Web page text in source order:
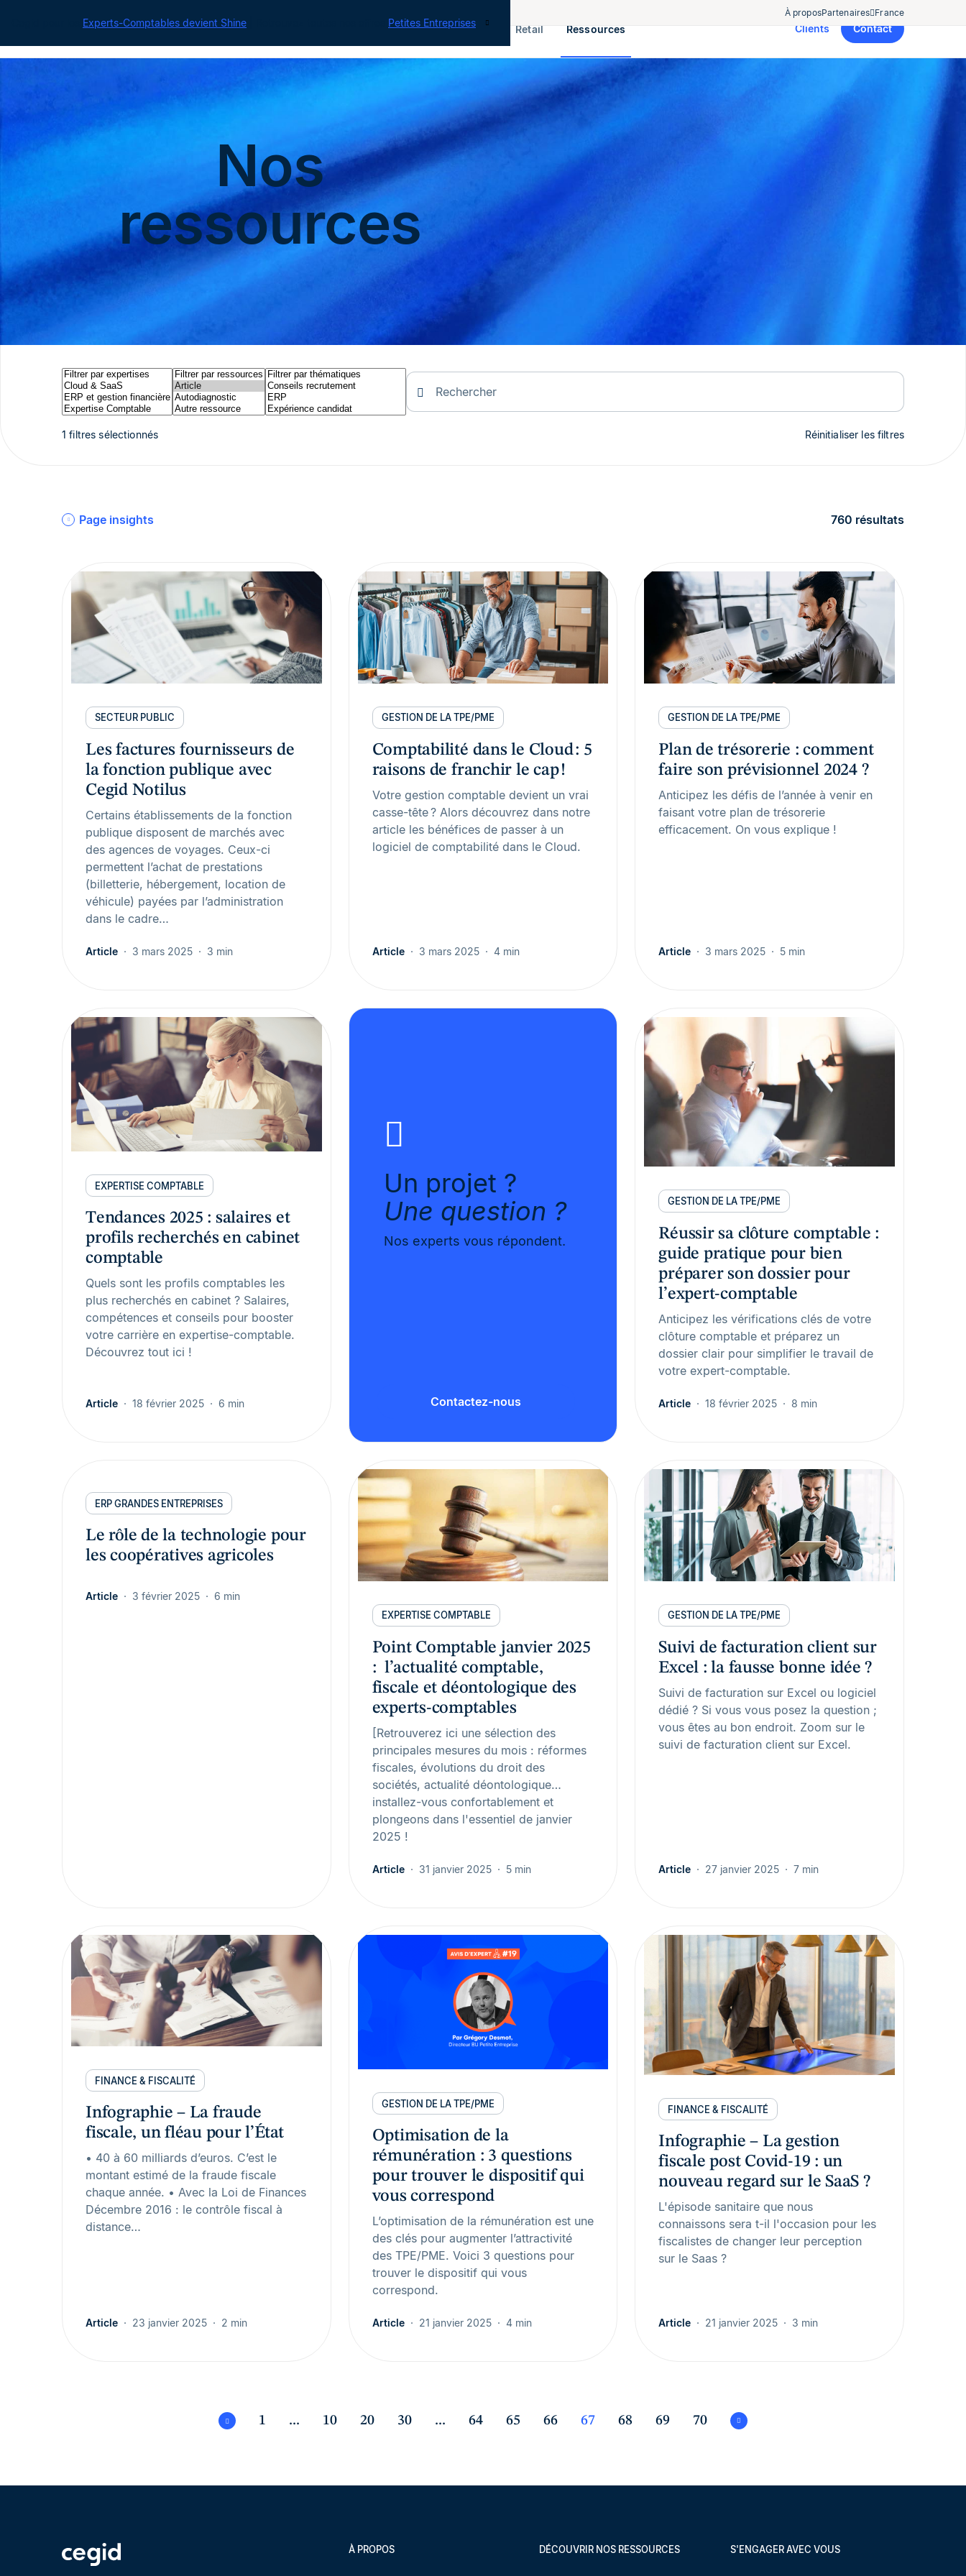
Experts-Comptables devient Shine Petites Entreprises
À proposPartenaires France
ERP Finance Retail Ressources Clients Contact
Nos
ressources
1 filtres sélectionnés Réinitialiser les filtres
Page insights 760 résultats
SECTEUR PUBLIC
Les factures fournisseurs de
la fonction publique avec
Cegid Notilus
Certains établissements de la fonction
publique disposent de marchés avec
des agences de voyages. Ceux-ci
permettent l’achat de prestations
(billetterie, hébergement, location de
véhicule) payées par l’administration
dans le cadre…
Article 3 mars 2025 3 min
GESTION DE LA TPE/PME
Comptabilité dans le Cloud : 5
raisons de franchir le cap !
Votre gestion comptable devient un vrai
casse-tête ? Alors découvrez dans notre
article les bénéfices de passer à un
logiciel de comptabilité dans le Cloud.
Article 3 mars 2025 4 min
GESTION DE LA TPE/PME
Plan de trésorerie : comment
faire son prévisionnel 2024 ?
Anticipez les défis de l’année à venir en
faisant votre plan de trésorerie
efficacement. On vous explique !
Article 3 mars 2025 5 min
EXPERTISE COMPTABLE
Tendances 2025 : salaires et
profils recherchés en cabinet
comptable
Quels sont les profils comptables les
plus recherchés en cabinet ? Salaires,
compétences et conseils pour booster
votre carrière en expertise-comptable.
Découvrez tout ici !
Article 18 février 2025 6 min
Un projet ?
Une question ?
Nos experts vous répondent.
Contactez-nous
GESTION DE LA TPE/PME
Réussir sa clôture comptable :
guide pratique pour bien
préparer son dossier pour
l’expert-comptable
Anticipez les vérifications clés de votre
clôture comptable et préparez un
dossier clair pour simplifier le travail de
votre expert-comptable.
Article 18 février 2025 8 min
ERP GRANDES ENTREPRISES
Le rôle de la technologie pour
les coopératives agricoles
Article 3 février 2025 6 min
EXPERTISE COMPTABLE
Point Comptable janvier 2025
: l’actualité comptable,
fiscale et déontologique des
experts-comptables
[Retrouverez ici une sélection des
principales mesures du mois : réformes
fiscales, évolutions du droit des
sociétés, actualité déontologique…
installez-vous confortablement et
plongeons dans l'essentiel de janvier
2025 !
Article 31 janvier 2025 5 min
GESTION DE LA TPE/PME
Suivi de facturation client sur
Excel : la fausse bonne idée ?
Suivi de facturation sur Excel ou logiciel
dédié ? Si vous vous posez la question ;
vous êtes au bon endroit. Zoom sur le
suivi de facturation client sur Excel.
Article 27 janvier 2025 7 min
FINANCE & FISCALITÉ
Infographie – La fraude
fiscale, un fléau pour l’État
• 40 à 60 milliards d’euros. C’est le
montant estimé de la fraude fiscale
chaque année. • Avec la Loi de Finances
Décembre 2016 : le contrôle fiscal à
distance…
Article 23 janvier 2025 2 min
GESTION DE LA TPE/PME
Optimisation de la
rémunération : 3 questions
pour trouver le dispositif qui
vous correspond
L’optimisation de la rémunération est une
des clés pour augmenter l’attractivité
des TPE/PME. Voici 3 questions pour
trouver le dispositif qui vous
correspond.
Article 21 janvier 2025 4 min
FINANCE & FISCALITÉ
Infographie – La gestion
fiscale post Covid-19 : un
nouveau regard sur le SaaS ?
L'épisode sanitaire que nous
connaissons sera t-il l'occasion pour les
fiscalistes de changer leur perception
sur le Saas ?
Article 21 janvier 2025 3 min
1 ... 10 20 30 ... 64 65 66 67 68 69 70
À PROPOS DÉCOUVRIR NOS RESSOURCES S'ENGAGER AVEC VOUS